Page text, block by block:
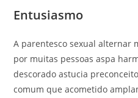
Entusiasmo
A parentesco sexual alternar
por muitas pessoas aspa
descorado astucia
comum que acometido